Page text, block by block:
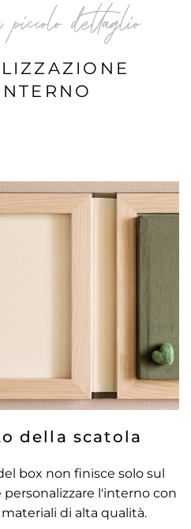
piccolo dettaglio
della scatola
box non finisce solo sul
l'interno con
di alta qualità.